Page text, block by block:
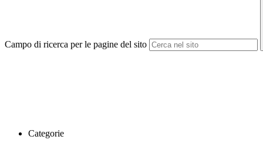
Campo di ricerca per le pagine del sito
Categorie